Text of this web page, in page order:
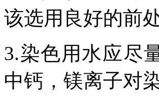
该选用良好的前
3.染色用水应尽
中钙，镁离子对